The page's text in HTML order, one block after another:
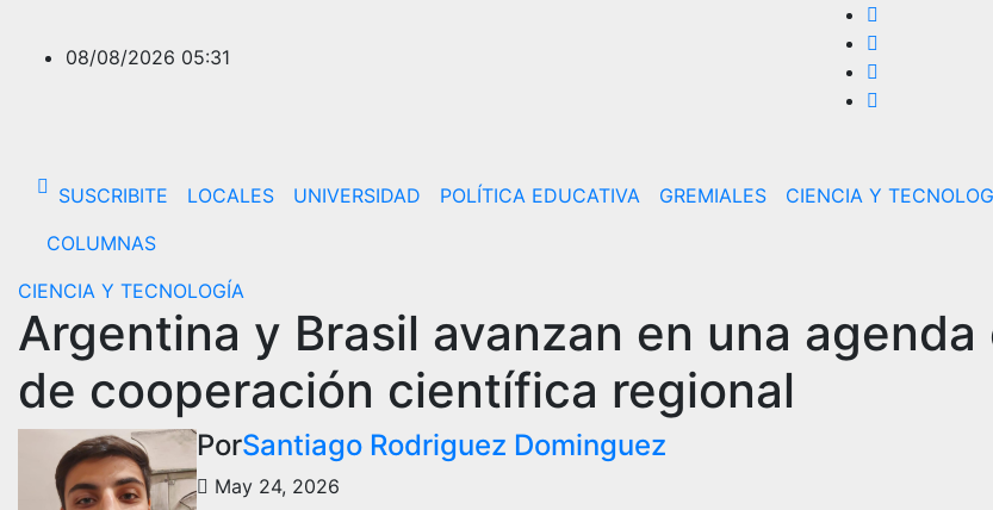
contenido
08/08/2026 05:31
SUSCRIBITE LOCALES UNIVERSIDAD POLÍTICA EDUCATIVA GREMIALES CIENCIA Y
COLUMNAS
CIENCIA Y TECNOLOGÍA
Argentina y Brasil avanzan en una agenda
de cooperación científica regional
PorSantiago Rodriguez Dominguez
May 24, 2026